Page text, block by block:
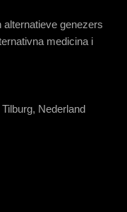
genezers
medicina i
Nederland